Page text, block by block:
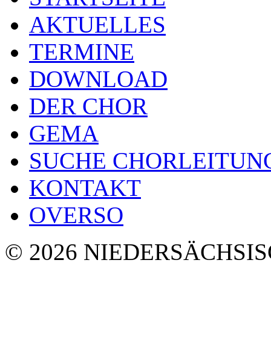
AKTUELLES
TERMINE
DOWNLOAD
DER CHOR
GEMA
SUCHE
KONTAKT
OVERSO
© 2026